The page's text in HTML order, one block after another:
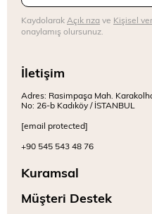
Kaydolarak Açık rızave Kişisel
onaylamış olursunuz.
İletişim
Adres: Rasimpaşa Mah.
No: 26-b Kadıköy / İSTANBUL
[email protected]
+90 545 543 48 76
Kuramsal
Müşteri Destek